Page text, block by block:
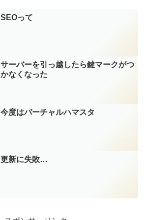
SEOって
サーバーを引っ越したら鍵マークがつ
かなくなった
今度はバーチャルハマスタ
更新に失敗…